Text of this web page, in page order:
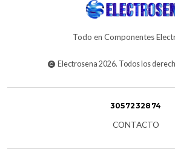
Todo en Componentes
Electrosena 2026. Todos los
3057232874
CONTACTO